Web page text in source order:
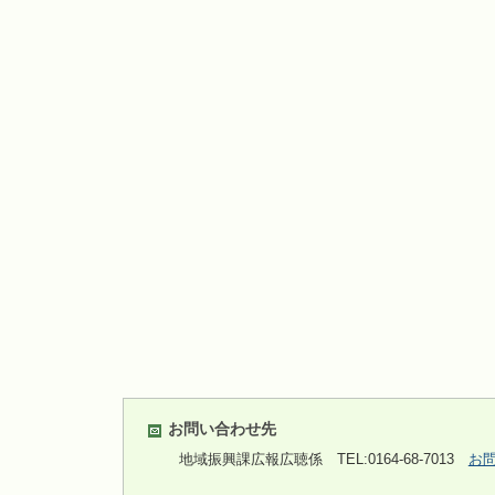
お問い合わせ先
地域振興課広報広聴係TEL:0164-68-7013 お